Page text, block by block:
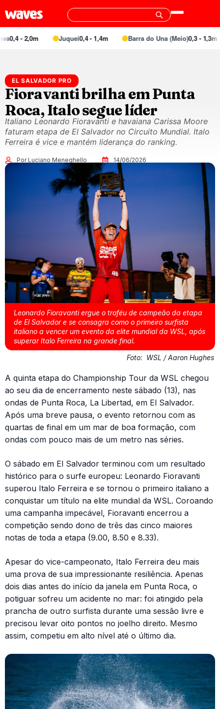
Juquei0,4 - 1,4m Barra do Una (Meio)0,3 - 1,3m
EL SALVADOR PRO
Fioravanti brilha em Punta
Roca, Italo segue líder
Italiano Leonardo Fioravanti e havaiana Carissa Moore
faturam etapa de El Salvador no Circuito Mundial. Italo
Ferreira é vice e mantém liderança do ranking.
Por Luciano Meneghello 14/06/2026
Leonardo Fioravanti ergue o troféu de campeão da etapa
de El Salvador e se consagra como o primeiro surfista
italiano a vencer um evento da elite mundial da WSL, após
superar Italo Ferreira na grande final.
Foto: WSL / Aaron Hughes
A quinta etapa do Championship Tour da WSL chegou
ao seu dia de encerramento neste sábado (13), nas
ondas de Punta Roca, La Libertad, em El Salvador.
Após uma breve pausa, o evento retornou com as
quartas de final em um mar de boa formação, com
ondas com pouco mais de um metro nas séries.
O sábado em El Salvador terminou com um resultado
histórico para o surfe europeu: Leonardo Fioravanti
superou Italo Ferreira e se tornou o primeiro italiano a
conquistar um título na elite mundial da WSL. Coroando
uma campanha impecável, Fioravanti encerrou a
competição sendo dono de três das cinco maiores
notas de toda a etapa (9.00, 8.50 e 8.33).
Apesar do vice-campeonato, Italo Ferreira deu mais
uma prova de sua impressionante resiliência. Apenas
dois dias antes do início da janela em Punta Roca, o
potiguar sofreu um acidente no mar: foi atingido pela
prancha de outro surfista durante uma sessão livre e
precisou levar oito pontos no joelho direito. Mesmo
assim, competiu em alto nível até o último dia.